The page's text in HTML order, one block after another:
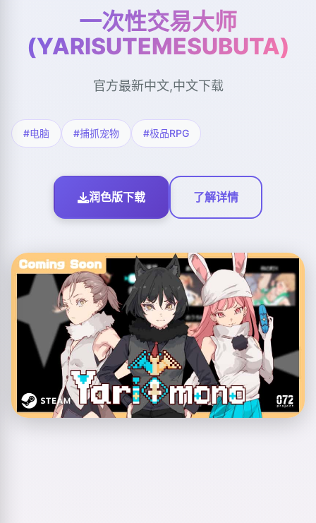
一次性交易大师
(YARISUTEMESUBUTA)
官方最新中文,中文下载
#电脑 #捕抓宠物 #极品RPG
润色版下载 了解详情